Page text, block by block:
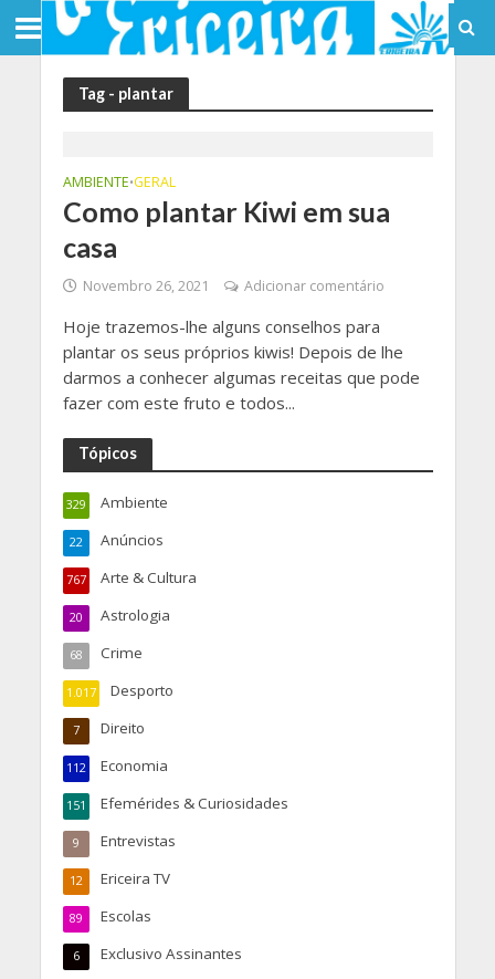
Tag - plantar
AMBIENTE•GERAL
Como plantar Kiwi em sua
casa
Novembro 26, 2021 Adicionar comentário
Hoje trazemos-lhe alguns conselhos para
plantar os seus próprios kiwis! Depois de lhe
darmos a conhecer algumas receitas que pode
fazer com este fruto e todos...
Tópicos
Ambiente
329
Anúncios
22
Arte & Cultura
767
Astrologia
20
Crime
68
Desporto
1.017
Direito
7
Economia
112
Efemérides & Curiosidades
151
Entrevistas
9
Ericeira TV
12
Escolas
89
Exclusivo Assinantes
6